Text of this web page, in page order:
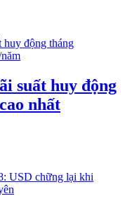
suất huy động
nhất